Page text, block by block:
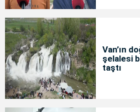
Van’ın
şelalesi
taştı